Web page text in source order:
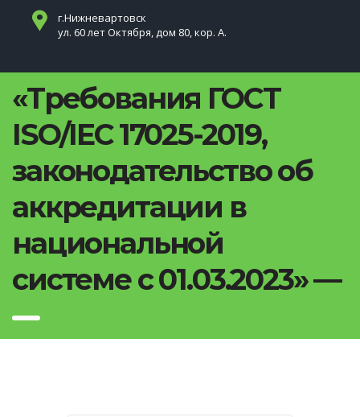
г.Нижневартовск
ул. 60 лет Октября, дом 80, кор. А.
«Требования ГОСТ
ISO/IEC 17025-2019,
законодательство об
аккредитации в
национальной
системе с 01.03.2023» —